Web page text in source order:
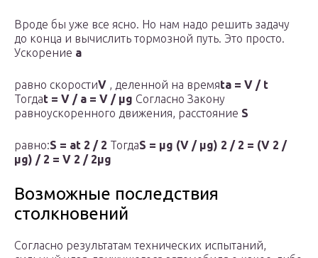
Вроде бы уже все ясно. Но нам надо решить задачу
до конца и вычислить тормозной путь. Это просто.
Ускорение а
равно скоростиV , деленной на времяta = V / t
Тогдаt = V / a = V / μg Согласно Закону
равноускоренного движения, расстояние S
равно:S = at 2 / 2 ТогдаS = μg (V / μg) 2 / 2 = (V 2 /
μg) / 2 = V 2 / 2μg
Возможные последствия
столкновений
Согласно результатам технических испытаний,